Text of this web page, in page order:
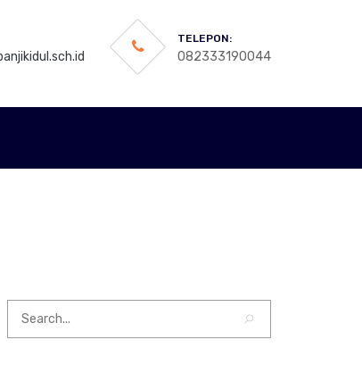
TELEPON:
082333190044